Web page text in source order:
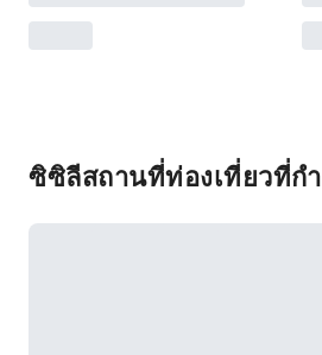
ซิซิลีสถานที่ท่องเที่ยวที่ก